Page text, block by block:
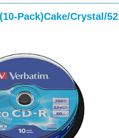
>
Pack)Cake/Crystal/